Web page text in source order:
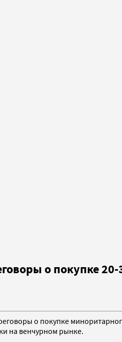
о покупке
о покупке
на венчурном рынке.